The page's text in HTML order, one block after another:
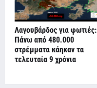
Λαγουβάρδος για φωτιές:
Πάνω από 480.000
στρέμματα κάηκαν τα
τελευταία 9 χρόνια